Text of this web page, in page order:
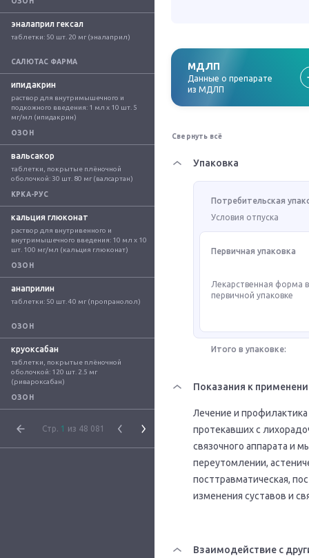
эналаприл гексал
таблетки: 50 шт. 20 мг (эналаприл)
САЛЮТАС ФАРМА
ипидакрин
раствор для внутримышечного и
подкожного введения: 1 мл x 10 шт. 5
мг/мл (ипидакрин)
ОЗОН
вальсакор
таблетки, покрытые плёночной
оболочкой: 30 шт. 80 мг (валсартан)
КРКА-РУС
кальция глюконат
раствор для внутривенного и
внутримышечного введения: 10 мл x 10
шт. 100 мг/мл (кальция глюконат)
ОЗОН
анаприлин
таблетки: 50 шт. 40 мг (пропранолол)
ОЗОН
круоксабан
таблетки, покрытые плёночной
оболочкой: 120 шт. 2.5 мг
(ривароксабан)
ОЗОН
Стр. 1 из 48 081
МДЛП
Данные о препарате
из МДЛП
Свернуть всё
Упаковка
Потребительская
Условия отпуска
Первичная упаковка
Лекарственная форма
первичной упаковке
Итого в упаковке:
Показания к
Лечение и
протекавших с
связочного аппарата и
переутомлении,
посттравматическая,
изменения суставов и
Взаимодействие с